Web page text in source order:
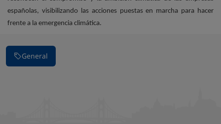
españolas, visibilizando las acciones puestas en marcha para hacer
frente a la emergencia climática.
General